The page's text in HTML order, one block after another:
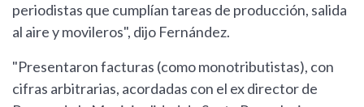
periodistas que cumplían tareas de producción, salida
al aire y movileros", dijo Fernández.
"Presentaron facturas (como monotributistas), con
cifras arbitrarias, acordadas con el ex director de